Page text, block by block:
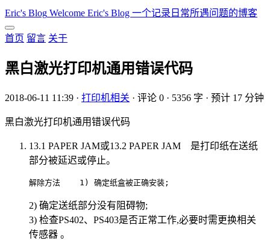
Eric's Blog Welcome Eric's Blog 一个记录日常所遇问题的博客
首页 留言 关于
黑白激光打印机通用错误代码
2018-06-11 11:39 · 打印机相关 · 评论 0 · 5356 字 · 预计 17 分钟
黑白激光打印机通用错误代码
13.1 PAPER JAM或13.2 PAPER JAM 是打印纸在送纸
部分被延迟或停止。
解除方法    1) 确
2) 确定送纸部分没有阻碍物;
3) 检查PS402、PS403是否正常工作,必要时需更换相关
传感器 。